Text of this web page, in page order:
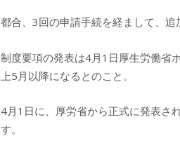
都合、3回の申請手続を経まして、
制度要項の発表は4月1日厚生労働省
上5月以降になるとのこと。
4月1日に、厚労省から正式に発表さ
す。